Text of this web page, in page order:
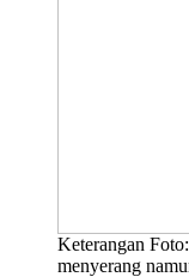
Keterangan
menyerang